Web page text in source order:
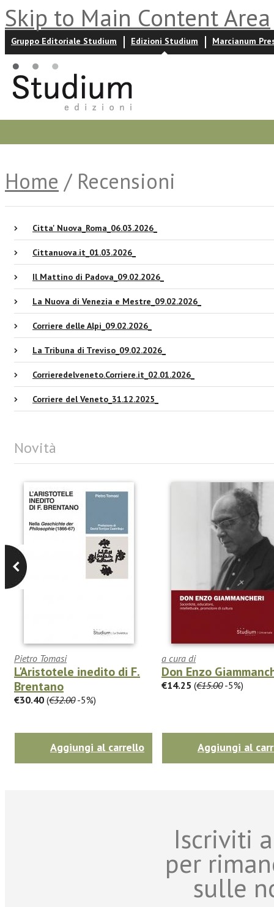
Skip to Main Content Area
Gruppo Editoriale Studium Edizioni Studium Marcianum
Home / Recensioni
Citta' Nuova_Roma_06.03.2026_
Cittanuova.it_01.03.2026_
Il Mattino di Padova_09.02.2026_
La Nuova di Venezia e Mestre_09.02.2026_
Corriere delle Alpi_09.02.2026_
La Tribuna di Treviso_09.02.2026_
Corrieredelveneto.Corriere.it_02.01.2026_
Corriere del Veneto_31.12.2025_
Novità
Pietro Tomasi
L'Aristotele inedito di F.
Brentano
€30.40 (€32.00-5%)
Aggiungi al carrello
a cura di
Don Enzo
€14.25 (€15.00-5%)
Aggiungi al
Iscriviti
per
sulle